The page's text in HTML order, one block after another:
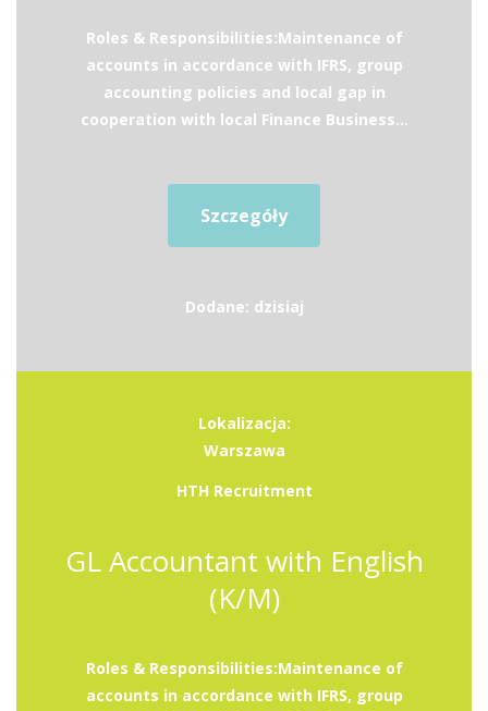
Roles & Responsibilities:Maintenance of
accounts in accordance with IFRS, group
accounting policies and local gap in
cooperation with local Finance Business...
Szczegóły
Dodane: dzisiaj
Lokalizacja:
Warszawa
HTH Recruitment
GL Accountant with English
(K/M)
Roles & Responsibilities:Maintenance of
accounts in accordance with IFRS, group